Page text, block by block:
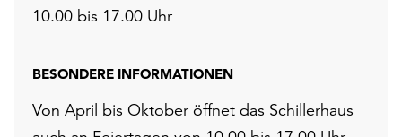
10.00 bis 17.00 Uhr
BESONDERE INFORMATIONEN
Von April bis Oktober öffnet das Schillerhaus